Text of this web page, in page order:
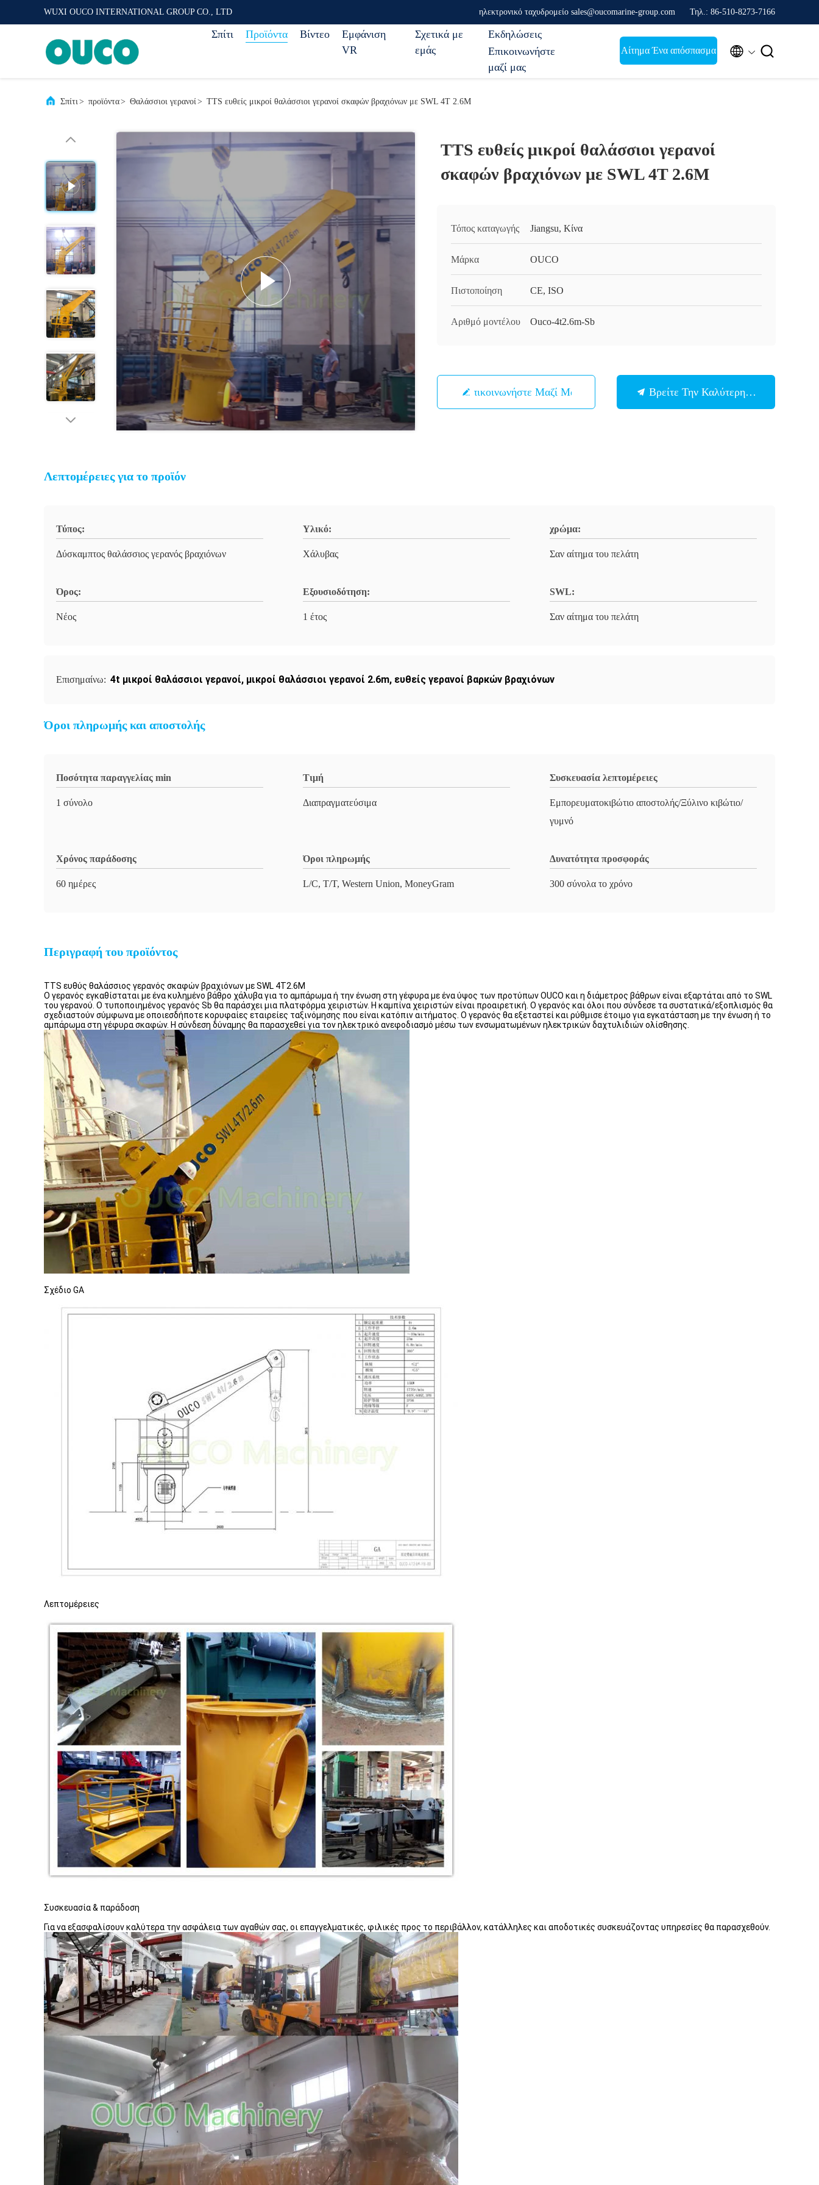
WUXI OUCO INTERNATIONAL GROUP CO., LTD ηλεκτρονικό ταχυδρομείο sales@oucomarine-group.com Τηλ.: 86-510-8273-7166
Σπίτι Προϊόντα Βίντεο
Εμφάνιση
VR
Σχετικά με
εμάς
Εκδηλώσεις
Επικοινωνήστε
μαζί μας
Αίτημα Ένα απόσπασμα  
Σπίτι> προϊόντα> Θαλάσσιοι γερανοί> TTS ευθείς μικροί θαλάσσιοι γερανοί σκαφών βραχιόνων με SWL 4T 2.6M
TTS ευθείς μικροί θαλάσσιοι γερανοί
σκαφών βραχιόνων με SWL 4T 2.6M
Τόπος καταγωγής Jiangsu, Κίνα
Μάρκα OUCO
Πιστοποίηση CE, ISO
Αριθμό μοντέλου Ouco-4t2.6m-Sb
Επικοινωνήστε Μαζί Μας Βρείτε Την Καλύτερη Τιμή
Λεπτομέρειες για το προϊόν
Τύπος:
Δύσκαμπτος θαλάσσιος γερανός βραχιόνων
Υλικό:
Χάλυβας
χρώμα:
Σαν αίτημα του πελάτη
Όρος:
Νέος
Εξουσιοδότηση:
1 έτος
SWL:
Σαν αίτημα του πελάτη
Επισημαίνω: 4t μικροί θαλάσσιοι γερανοί, μικροί θαλάσσιοι γερανοί 2.6m, ευθείς γερανοί βαρκών βραχιόνων
Όροι πληρωμής και αποστολής
Ποσότητα παραγγελίας min
1 σύνολο
Τιμή
Διαπραγματεύσιμα
Συσκευασία λεπτομέρειες
Εμπορευματοκιβώτιο αποστολής/Ξύλινο κιβώτιο/
γυμνό
Χρόνος παράδοσης
60 ημέρες
Όροι πληρωμής
L/C, T/T, Western Union, MoneyGram
Δυνατότητα προσφοράς
300 σύνολα το χρόνο
Περιγραφή του προϊόντος
TTS ευθύς θαλάσσιος γερανός σκαφών βραχιόνων με SWL 4T2.6M
Ο γερανός εγκαθίσταται με ένα κυλημένο βάθρο χάλυβα για το αμπάρωμα ή την ένωση στη γέφυρα με ένα ύψος των προτύπων OUCO και η διάμετρος βάθρων είναι εξαρτάται από το SWL
του γερανού. Ο τυποποιημένος γερανός Sb θα παράσχει μια πλατφόρμα χειριστών. Η καμπίνα χειριστών είναι προαιρετική. Ο γερανός και όλοι που σύνδεσε τα συστατικά/εξοπλισμός θα
σχεδιαστούν σύμφωνα με οποιεσδήποτε κορυφαίες εταιρείες ταξινόμησης που είναι κατόπιν αιτήματος. Ο γερανός θα εξεταστεί και ρύθμισε έτοιμο για εγκατάσταση με την ένωση ή το
αμπάρωμα στη γέφυρα σκαφών. Η σύνδεση δύναμης θα παρασχεθεί για τον ηλεκτρικό ανεφοδιασμό μέσω των ενσωματωμένων ηλεκτρικών δαχτυλιδιών ολίσθησης.
Σχέδιο GA
Λεπτομέρειες
Συσκευασία & παράδοση
Για να εξασφαλίσουν καλύτερα την ασφάλεια των αγαθών σας, οι επαγγελματικές, φιλικές προς το περιβάλλον, κατάλληλες και αποδοτικές συσκευάζοντας υπηρεσίες θα παρασχεθούν.